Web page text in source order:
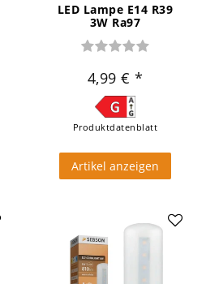
LED Lampe E14 R39
3W Ra97
4,99 €
Produktdatenblatt
Artikel anzeigen